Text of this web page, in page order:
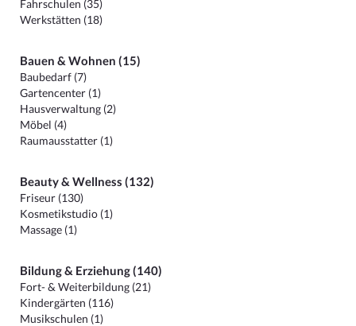
Fahrschulen (35)
Werkstätten (18)
Bauen & Wohnen (15)
Baubedarf (7)
Gartencenter (1)
Hausverwaltung (2)
Möbel (4)
Raumausstatter (1)
Beauty & Wellness (132)
Friseur (130)
Kosmetikstudio (1)
Massage (1)
Bildung & Erziehung (140)
Fort- & Weiterbildung (21)
Kindergärten (116)
Musikschulen (1)